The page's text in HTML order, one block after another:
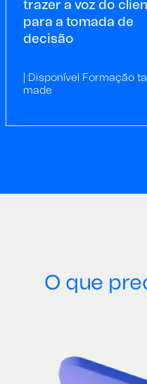
trazer a voz do
para a tomada de
decisão
| Disponível Formação
made
O que